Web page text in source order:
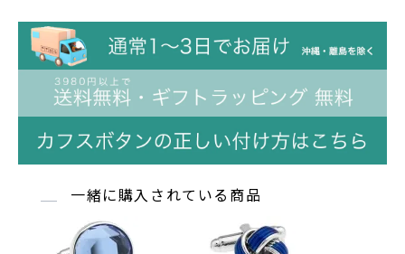
一緒に購入されている商品